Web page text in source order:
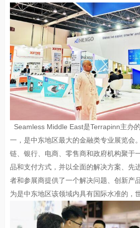
Seamless Middle East是Terrapinn主办
一，是中东地区最大的金融类专业展览会
链、银行、电商、零售商和政府机构聚于
品和支付方式，并以全面的解决方案、先
者和参展商提供了一个解决问题、创新产
为是中东地区该领域内具有国际水准的，